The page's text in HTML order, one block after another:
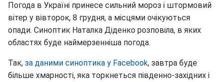
Погода в Україні принесе сильний мороз і штормовий
вітер у вівторок, 8 грудня, а місцями очікуються
опади. Синоптик Наталка Діденко розповіла, в яких
областях буде наймерзенніша погода.
Так, за даними синоптика у Facebook, завтра буде
більше хмарності, яка торкнеться південно-західних і